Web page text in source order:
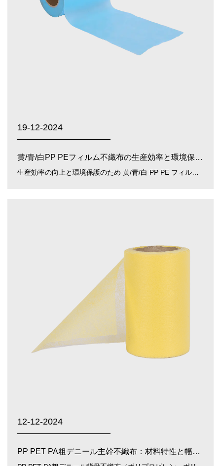
19-12-2024
黄/青/白PP PEフィルム不織布の生産効率と環境保護を改善するにはどうすればよいですか?
12-12-2024
PP PET PA粗デニール主幹不織布：材料特性と幅広い用途